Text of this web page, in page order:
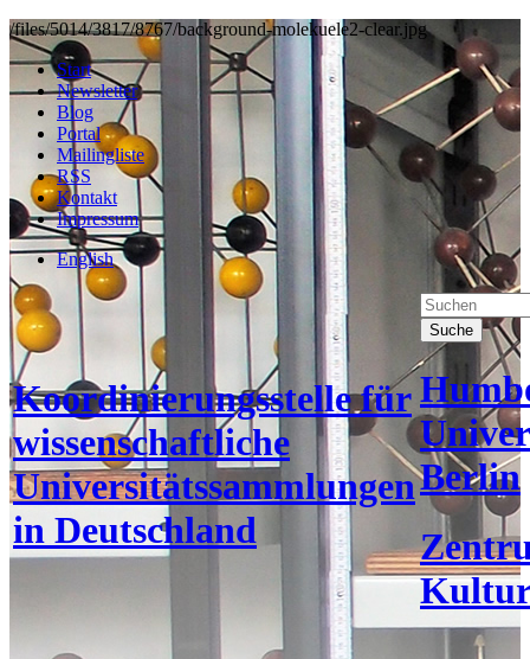
/files/5014/3817/8767/background-molekuele2-clear.jpg
Start
Newsletter
Blog
Portal
Mailingliste
RSS
Kontakt
Impressum
English
Koordinierungsstelle für
wissenschaftliche
Universitätssammlungen
in Deutschland
Suche
Berlin